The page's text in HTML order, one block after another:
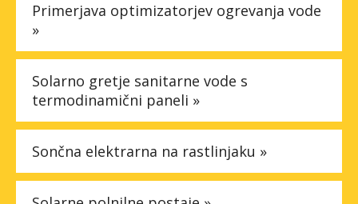
Primerjava optimizatorjev ogrevanja vode
»
Solarno gretje sanitarne vode s
termodinamični paneli »
Sončna elektrarna na rastlinjaku »